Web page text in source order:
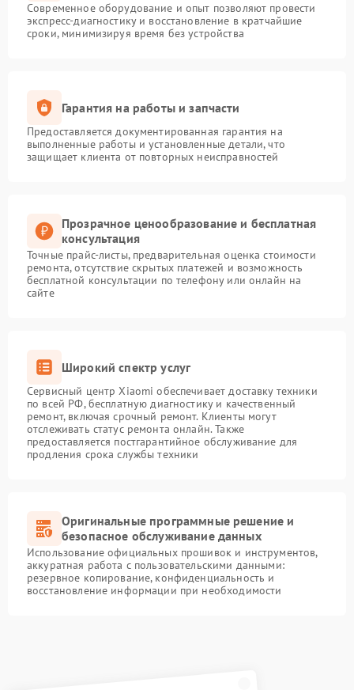
Современное оборудование и опыт позволяют провести
экспресс-диагностику и восстановление в кратчайшие
сроки, минимизируя время без устройства
Гарантия на работы и запчасти
Предоставляется документированная гарантия на
выполненные работы и установленные детали, что
защищает клиента от повторных неисправностей
Прозрачное ценообразование и бесплатная
консультация
Точные прайс-листы, предварительная оценка стоимости
ремонта, отсутствие скрытых платежей и возможность
бесплатной консультации по телефону или онлайн на
сайте
Широкий спектр услуг
Сервисный центр Xiaomi обеспечивает доставку техники
по всей РФ, бесплатную диагностику и качественный
ремонт, включая срочный ремонт. Клиенты могут
отслеживать статус ремонта онлайн. Также
предоставляется постгарантийное обслуживание для
продления срока службы техники
Оригинальные программные решение и
безопасное обслуживание данных
Использование официальных прошивок и инструментов,
аккуратная работа с пользовательскими данными:
резервное копирование, конфиденциальность и
восстановление информации при необходимости